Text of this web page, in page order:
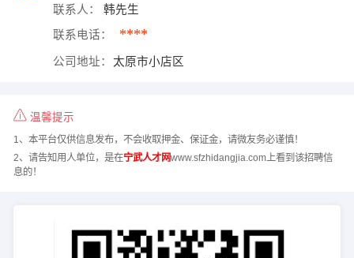
联系人： 韩先生
联系电话： ****
公司地址： 太原市小店区
温馨提示
1、本平台仅供信息发布，不会收取押金、保证金，请微友务必谨慎！
2、请告知用人单位，是在宁武人才网www.sfzhidangjia.com上看到该招聘信
息的！